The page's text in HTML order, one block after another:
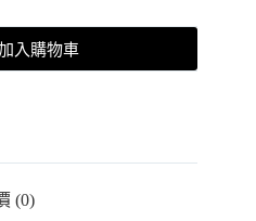
入購物車
(0)